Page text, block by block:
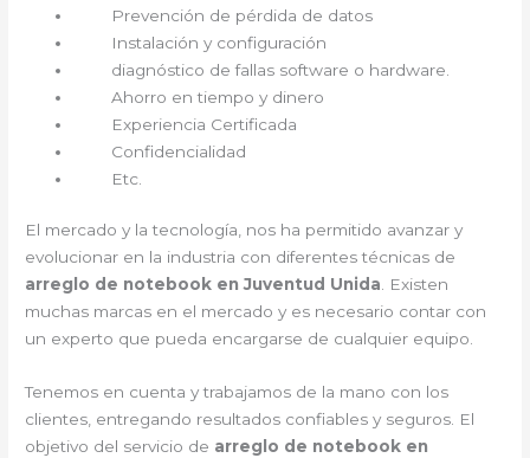
Prevención de pérdida de datos
Instalación y configuración
diagnóstico de fallas software o hardware.
Ahorro en tiempo y dinero
Experiencia Certificada
Confidencialidad
Etc.
El mercado y la tecnología, nos ha permitido avanzar y
evolucionar en la industria con diferentes técnicas de
arreglo de notebook en Juventud Unida. Existen
muchas marcas en el mercado y es necesario contar con
un experto que pueda encargarse de cualquier equipo.
Tenemos en cuenta y trabajamos de la mano con los
clientes, entregando resultados confiables y seguros. El
objetivo del servicio de arreglo de notebook en